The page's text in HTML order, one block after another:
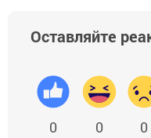
Оставляйте
0 0 0